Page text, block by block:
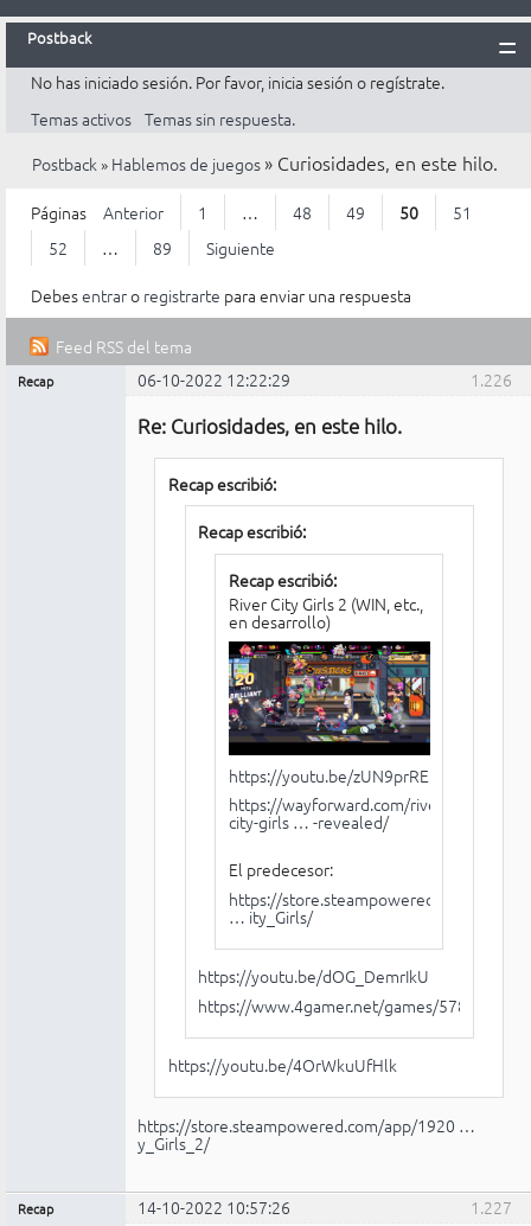
Postback
Inicio
Postback
Reglas
Búsqueda
Registrarte
Entrar
No has iniciado sesión. Por favor, inicia sesión o regístrate.
Temas activos Temas sin respuesta.
Postback» Hablemos de juegos » Curiosidades, en este hilo.
Páginas Anterior 1 … 48 49 50
51
52
… 89
Siguiente
Debesentraro registrarte para enviar una respuesta
Feed RSS del tema
1.226
Recap 06-10-2022 12:22:29
Re: Curiosidades, en este hilo.
Recap escribió:
Recap escribió:
Recap escribió:
River City Girls 2 (WIN, etc.,
en desarrollo)
https://youtu.be/zUN9prRE8LU
https://wayforward.com/river-
city-girls … -revealed/
El predecesor:
https://store.steampowered.com/app/
… ity_Girls/
https://youtu.be/dOG_DemrIkU
https://www.4gamer.net/games/578/
https://youtu.be/4OrWkuUfHlk
https://store.steampowered.com/app/1920 …
y_Girls_2/
1.227
Recap 14-10-2022 10:57:26